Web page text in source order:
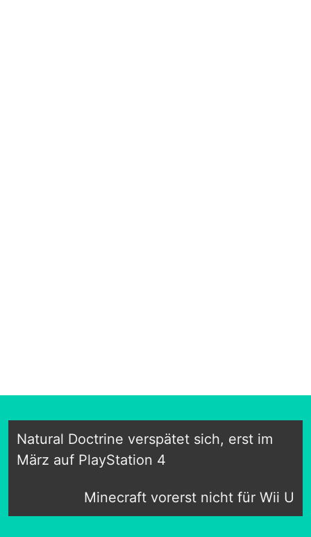
Natural Doctrine verspätet sich, erst im
März auf PlayStation 4
Minecraft vorerst nicht für Wii U